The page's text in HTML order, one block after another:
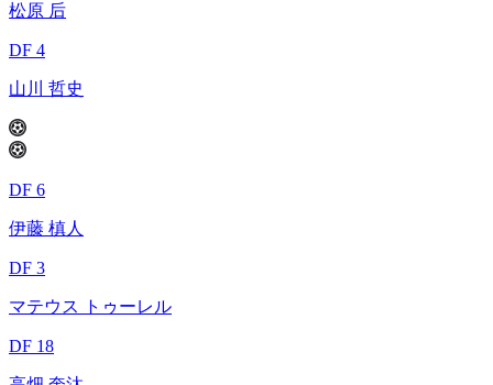
松原 后
DF 4
山川 哲史
DF 6
伊藤 槙人
DF 3
マテウス トゥーレル
DF 18